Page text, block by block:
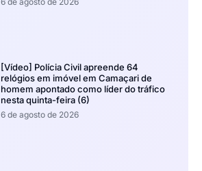
[Vídeo] Polícia Civil apreende 64
relógios em imóvel em Camaçari de
homem apontado como líder do tráfico
nesta quinta-feira (6)
6 de agosto de 2026